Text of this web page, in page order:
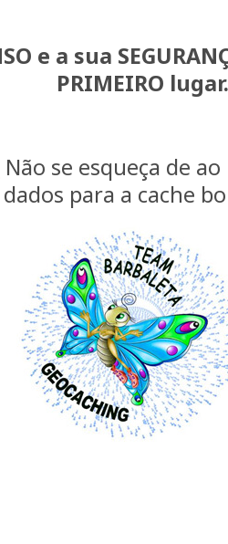
e a sua
PRIMEIRO
Não se esqueça de
para a cache